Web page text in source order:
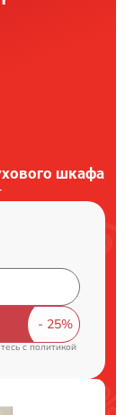
шкафа
cполитикой